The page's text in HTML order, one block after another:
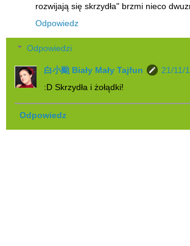
rozwijają się skrzydła" brzmi nieco
Odpowiedz
Odpowiedzi
白小颱 Biały Mały Tajfun
21/11/
:D Skrzydła i żołądki!
Odpowiedz